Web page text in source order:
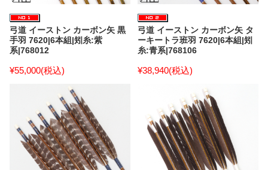
弓道 イーストン カーボン矢 黒
手羽 7620|6本組|矧糸:紫
系|768012
¥55,000(税込)
弓道 イーストン カーボン矢 タ
ーキートラ班羽 7620|6本組|矧
糸:青系|768106
¥38,940(税込)